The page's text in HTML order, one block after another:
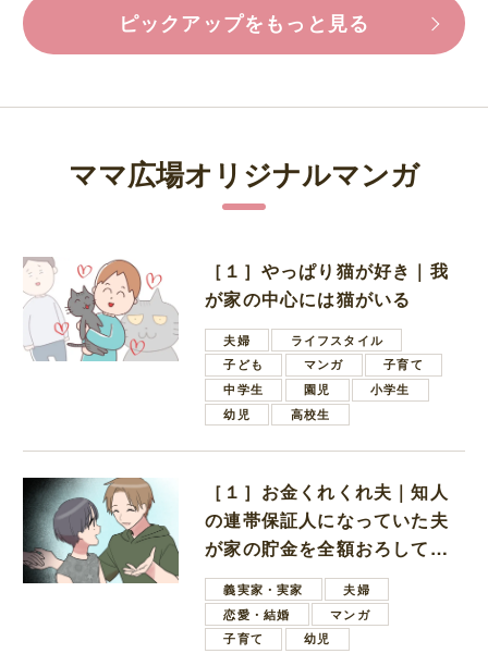
ピックアップをもっと見る
ママ広場オリジナルマンガ
［１］やっぱり猫が好き｜我
が家の中心には猫がいる
夫婦
ライフスタイル
子ども
マンガ
子育て
中学生
園児
小学生
幼児
高校生
［１］お金くれくれ夫｜知人
の連帯保証人になっていた夫
が家の貯金を全額おろしてほ
しいと言ってきた
義実家・実家
夫婦
恋愛・結婚
マンガ
子育て
幼児